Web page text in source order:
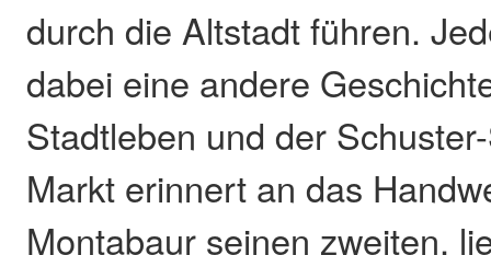
durch die Altstadt führen.
dabei eine andere
Stadtleben und der
Markt erinnert an das
Montabaur seinen zweiten,